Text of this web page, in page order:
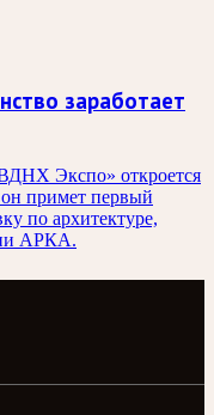
заработает
Экспо» откроется
он примет первый
по архитектуре,
АРКА.